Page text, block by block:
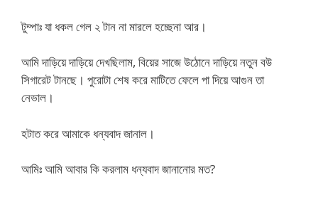
টুম্পাঃ যা ধকল গেল ২ টান না মারলে হচ্ছেনা আর।
আমি দাড়িয়ে দাড়িয়ে দেখছিলাম, বিয়ের সাজে উঠোনে দাড়িয়ে নতুন বউ
সিগারেট টানছে। পুরোটা শেষ করে মাটিতে ফেলে পা দিয়ে আগুন তা
নেভাল।
হটাত করে আমাকে ধন্যবাদ জানাল।
আমিঃ আমি আবার কি করলাম ধন্যবাদ জানানোর মত?